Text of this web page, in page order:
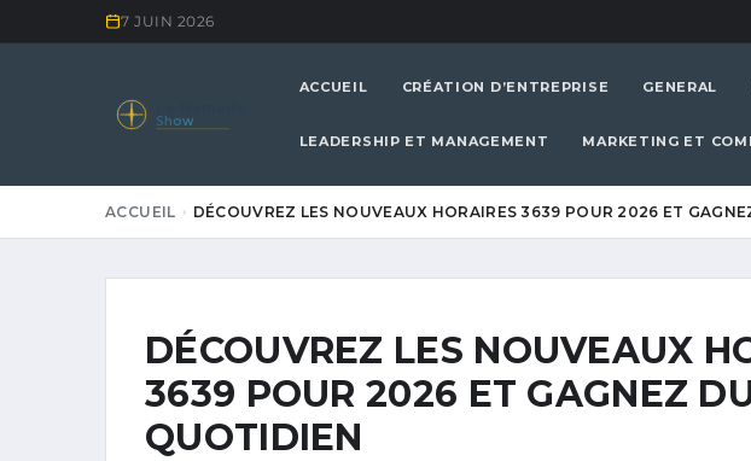
7 JUIN 2026
Show
ACCUEIL CRÉATION D’ENTREPRISE GENERAL
LEADERSHIP ET MANAGEMENT MARKETING ET
ACCUEIL DÉCOUVREZ LES NOUVEAUX HORAIRES 3639 POUR 2026 ET
DÉCOUVREZ LES NOUVEAUX
3639 POUR 2026 ET GAGNEZ
QUOTIDIEN